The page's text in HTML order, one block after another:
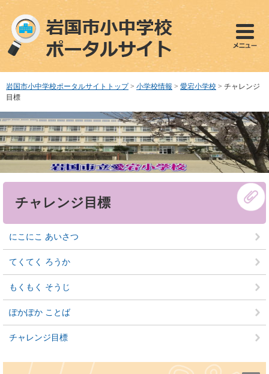
ペ
で
す
メ
ば
し
本
文
へ
岩国市小中学校ポータルサイトトップ > 小学校情報 > 愛宕小学校 > チャレンジ
目標
チャレンジ目標
にこにこ あいさつ
てくてく ろうか
もくもく そうじ
ぽかぽか ことば
チャレンジ目標